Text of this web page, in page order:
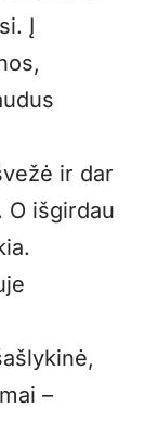
Į
ir dar
O išgirdau
–